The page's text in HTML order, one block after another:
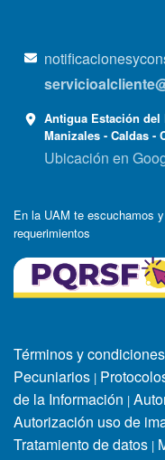
Antigua Estación del
Manizales - Caldas -
Ubicación en
En la UAM te escuchamos
requerimientos
Términos y
Pecuniarios |
de la Información |
Autorización uso de
Tratamiento de datos |